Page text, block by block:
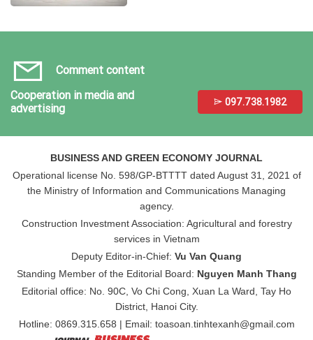
Comment content
Cooperation in media and
advertising
097.738.1982
BUSINESS AND GREEN ECONOMY JOURNAL
Operational license No. 598/GP-BTTTT dated August 31, 2021 of
the Ministry of Information and Communications Managing
agency.
Construction Investment Association: Agricultural and forestry
services in Vietnam
Deputy Editor-in-Chief: Vu Van Quang
Standing Member of the Editorial Board: Nguyen Manh Thang
Editorial office: No. 90C, Vo Chi Cong, Xuan La Ward, Tay Ho
District, Hanoi City.
Hotline: 0869.315.658 | Email: toasoan.tinhtexanh@gmail.com